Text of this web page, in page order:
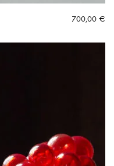
700,00 €